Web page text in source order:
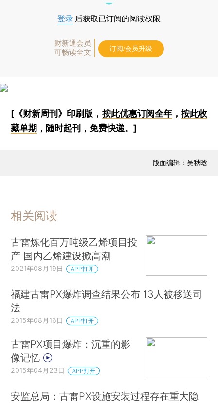
登录 后获取已订阅的阅读权限
财新通会员
可畅读全文
订阅/会员升级
[《财新周刊》印刷版， 按此优惠订阅全年， 按此收
藏单期 ，随时起刊，免费快递。]
版面编辑：吴秋晗
相关阅读
古雷炼化百万吨级乙烯项目投
产 国内乙烯建设掀高潮
2021年08月19日 APP打开
福建古雷PX爆炸调查结果公布 13人被移送司
法
2015年08月16日 APP打开
古雷PX项目爆炸：沉重的影
像记忆
2015年04月23日 APP打开
安监总局：古雷PX设施安装过程存在重大隐